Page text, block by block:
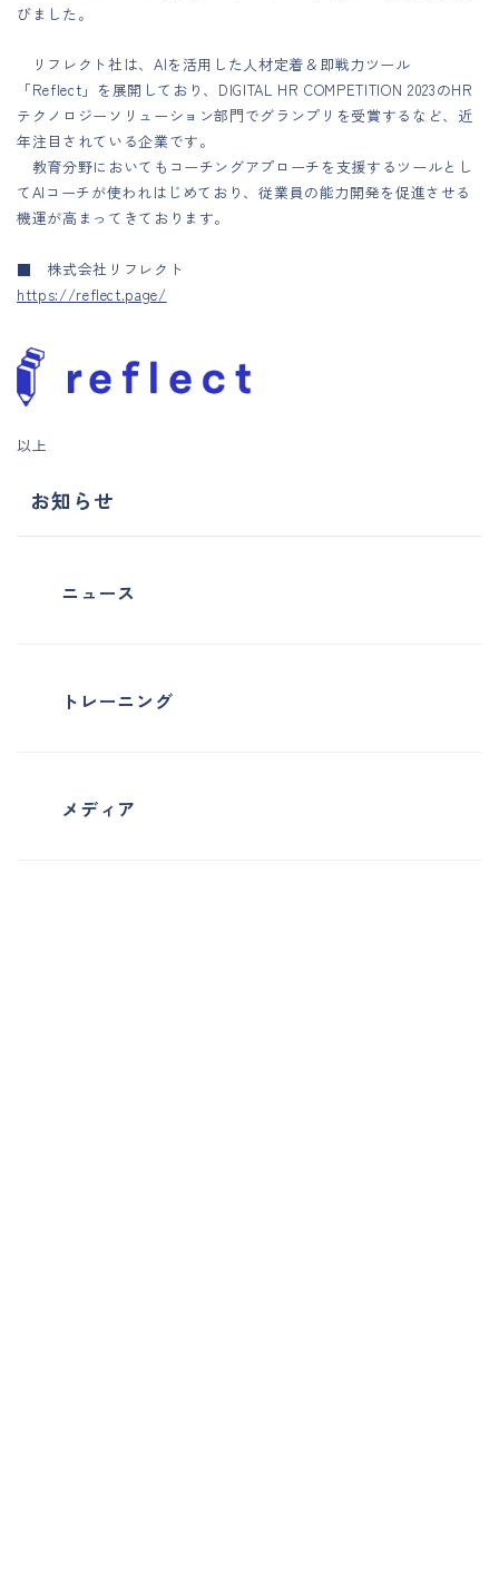
お知らせ
ニュース
トレーニング
メディア
びました。
リフレクト社は、AIを活用した人材定着＆即戦力ツール
「Reflect」を展開しており、DIGITAL HR COMPETITION 2023のHR
テクノロジーソリューション部門でグランプリを受賞するなど、近
年注目されている企業です。
教育分野においてもコーチングアプローチを支援するツールとし
てAIコーチが使われはじめており、従業員の能力開発を促進させる
機運が高まってきております。
■ 株式会社リフレクト
https://reflect.page/
以上